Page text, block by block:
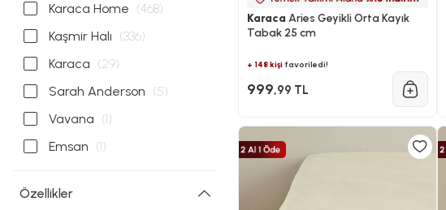
Karaca Home (468)
Kaşmir Halı (336)
Karaca (29)
Sarah Anderson (5)
Vavana (1)
Emsan (1)
Özellikler
Karaca Aries Geyikli Orta Kayık
Tabak 25 cm
+ 148 kişifavoriledi!
999,99 TL